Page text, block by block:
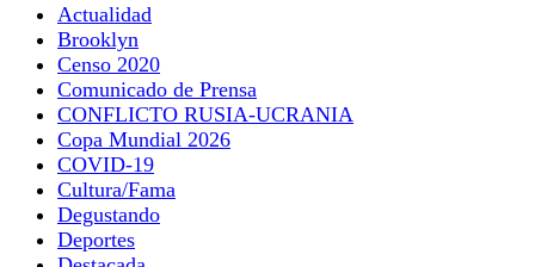
Actualidad
Brooklyn
Censo 2020
Comunicado de Prensa
CONFLICTO RUSIA-UCRANIA
Copa Mundial 2026
COVID-19
Cultura/Fama
Degustando
Deportes